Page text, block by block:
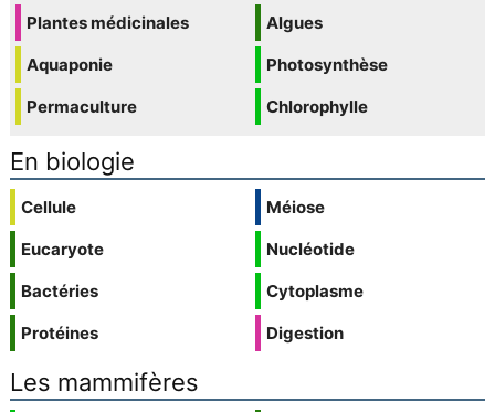
Plantes médicinales
Aquaponie
Permaculture
Algues
Photosynthèse
Chlorophylle
En biologie
Cellule
Eucaryote
Bactéries
Protéines
Méiose
Nucléotide
Cytoplasme
Digestion
Les mammifères